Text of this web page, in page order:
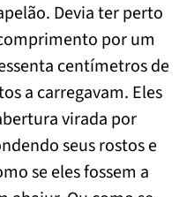
Devia ter perto
por um
centímetros de
a carregavam. Eles
virada por
seus rostos e
se eles fossem a